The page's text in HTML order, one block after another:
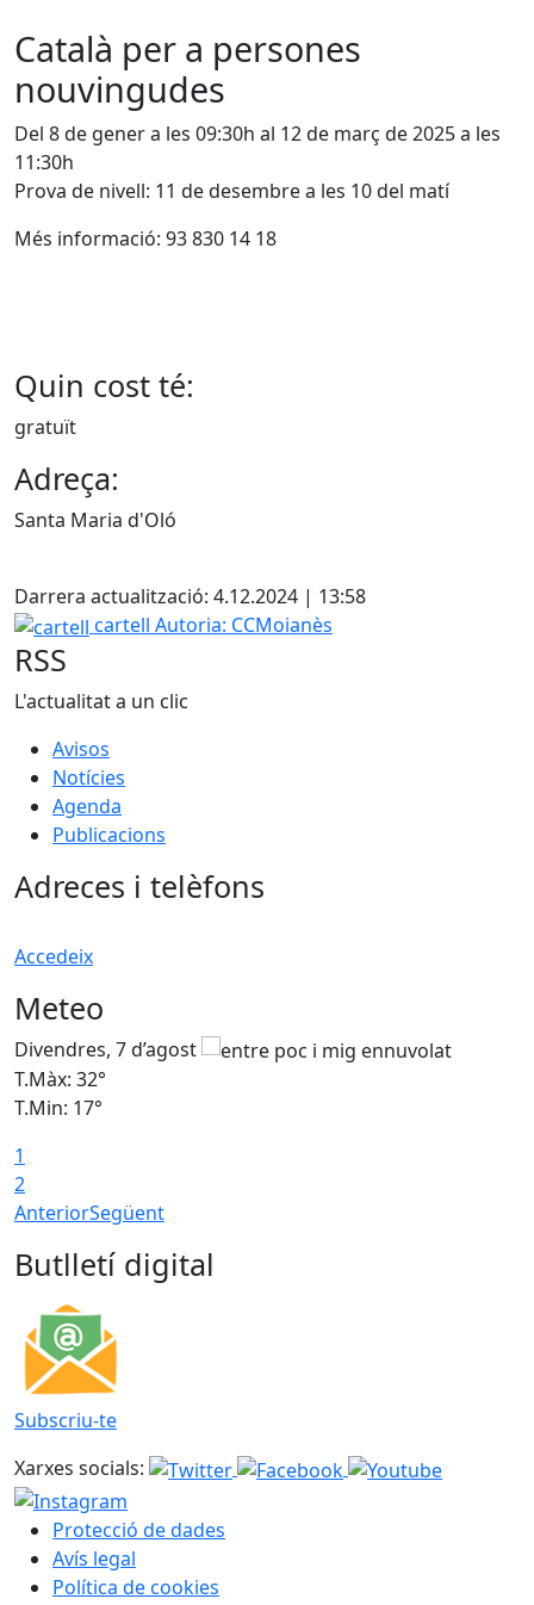
Català per a persones
nouvingudes
Del 8 de gener a les 09:30h al 12 de març de 2025 a les
11:30h
Prova de nivell: 11 de desembre a les 10 del matí
Més informació: 93 830 14 18
Quin cost té:
gratuït
Adreça:
Santa Maria d'Oló
Darrera actualització: 4.12.2024 | 13:58
cartell
cartell Autoria: CCMoianès
RSS
L'actualitat a un clic
Avisos
Notícies
Agenda
Publicacions
Adreces i telèfons
Accedeix
Meteo
Divendres, 7 d’agost
T.Màx: 32°
T.Min: 17°
1
2
AnteriorSegüent
Butlletí digital
Subscriu-te
Xarxes socials:
Protecció de dades
Avís legal
Política de cookies